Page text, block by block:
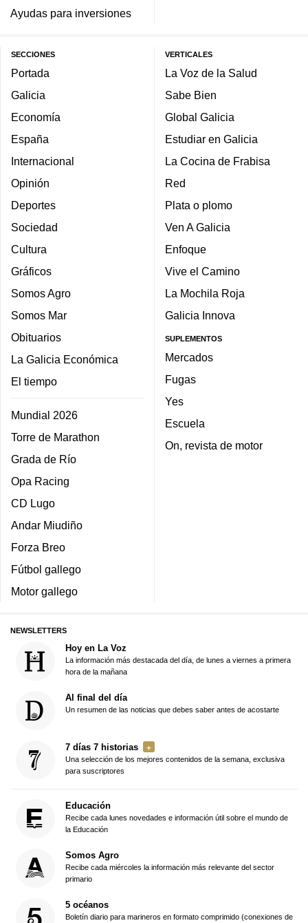
Ayudas para inversiones
SECCIONES
Portada
Galicia
Economía
España
Internacional
Opinión
Deportes
Sociedad
Cultura
Gráficos
Somos Agro
Somos Mar
Obituarios
La Galicia Económica
El tiempo
Mundial 2026
Torre de Marathon
Grada de Río
Opa Racing
CD Lugo
Andar Miudiño
Forza Breo
Fútbol gallego
Motor gallego
VERTICALES
La Voz de la Salud
Sabe Bien
Global Galicia
Estudiar en Galicia
La Cocina de Frabisa
Red
Plata o plomo
Ven A Galicia
Enfoque
Vive el Camino
La Mochila Roja
Galicia Innova
SUPLEMENTOS
Mercados
Fugas
Yes
Escuela
On, revista de motor
NEWSLETTERS
Hoy en La Voz
La información más destacada del día, de lunes a viernes a primera
hora de la mañana
Al final del día
Un resumen de las noticias que debes saber antes de acostarte
7 días 7 historias
Una selección de los mejores contenidos de la semana, exclusiva
para suscriptores
Educación
Recibe cada lunes novedades e información útil sobre el mundo de
la Educación
Somos Agro
Recibe cada miércoles la información más relevante del sector
primario
5 océanos
Boletín diario para marineros en formato comprimido (conexiones de